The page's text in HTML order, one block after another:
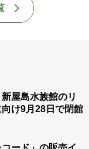
屋島水族館のリ
け9月28日で閉館